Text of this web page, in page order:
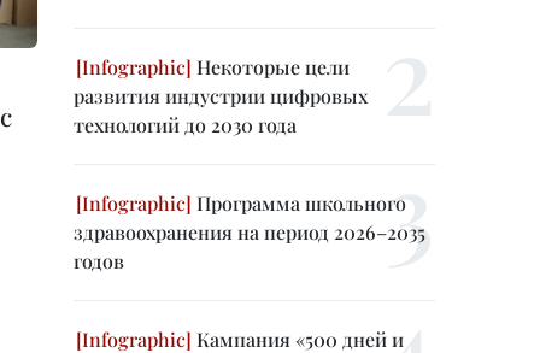
Некоторые цели
развития индустрии цифровых
технологий до 2030 года
Программа школьного
здравоохранения на период 2026–2035
годов
Кампания «500 дней и